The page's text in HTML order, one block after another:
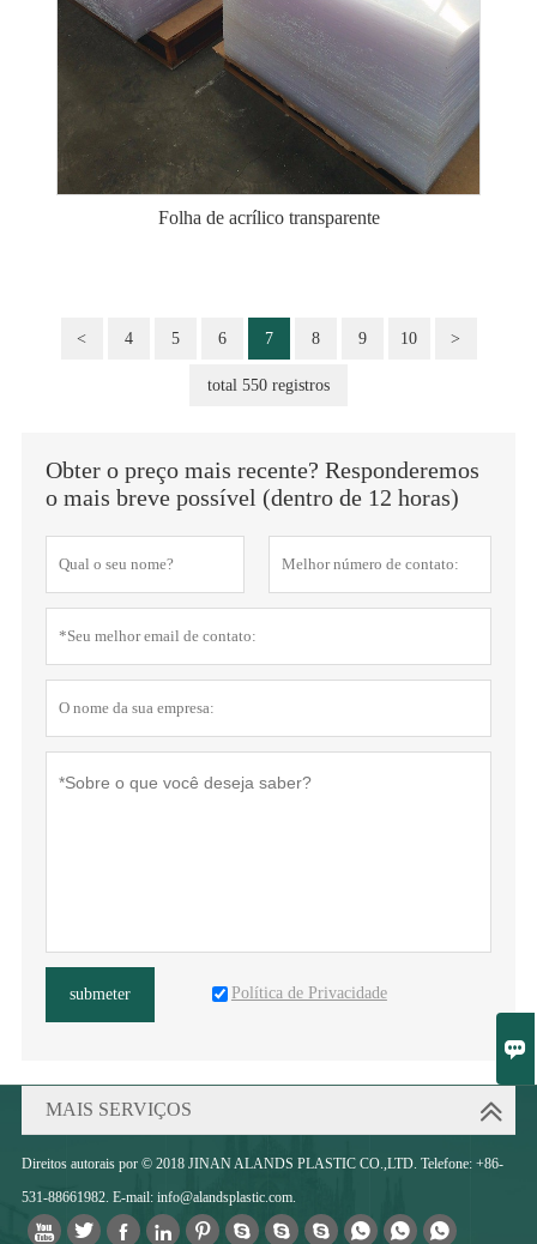

Folha de acrílico transparente
< 4 5 6 7 8 9 10 >
total 550 registros
Obter o preço mais recente? Responderemos
o mais breve possível (dentro de 12 horas)
submeter Política de Privacidade
MAIS SERVIÇOS
Direitos autorais por © 2018 JINAN ALANDS PLASTIC CO.,LTD. Telefone: +86-
531-88661982. E-mail: info@alandsplastic.com.
          